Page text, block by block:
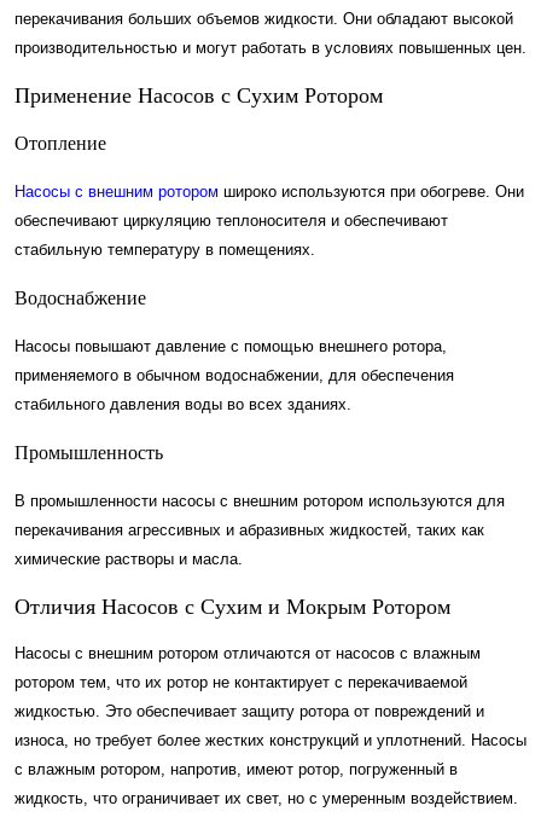
перекачивания больших объемов жидкости. Они обладают высокой
производительностью и могут работать в условиях повышенных цен.
Применение Насосов с Сухим Ротором
Отопление
Насосы с внешним ротором широко используются при обогреве. Они
обеспечивают циркуляцию теплоносителя и обеспечивают
стабильную температуру в помещениях.
Водоснабжение
Насосы повышают давление с помощью внешнего ротора,
применяемого в обычном водоснабжении, для обеспечения
стабильного давления воды во всех зданиях.
Промышленность
В промышленности насосы с внешним ротором используются для
перекачивания агрессивных и абразивных жидкостей, таких как
химические растворы и масла.
Отличия Насосов с Сухим и Мокрым Ротором
Насосы с внешним ротором отличаются от насосов с влажным
ротором тем, что их ротор не контактирует с перекачиваемой
жидкостью. Это обеспечивает защиту ротора от повреждений и
износа, но требует более жестких конструкций и уплотнений. Насосы
с влажным ротором, напротив, имеют ротор, погруженный в
жидкость, что ограничивает их свет, но с умеренным воздействием.